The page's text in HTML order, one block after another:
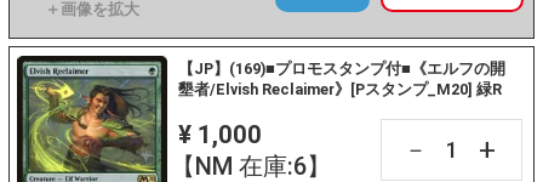
【JP】(169)■プロモスタンプ付■《エルフの開
墾者/Elvish Reclaimer》[Pスタンプ_M20] 緑R
¥ 1,000
【NM 在庫:6】
－ +